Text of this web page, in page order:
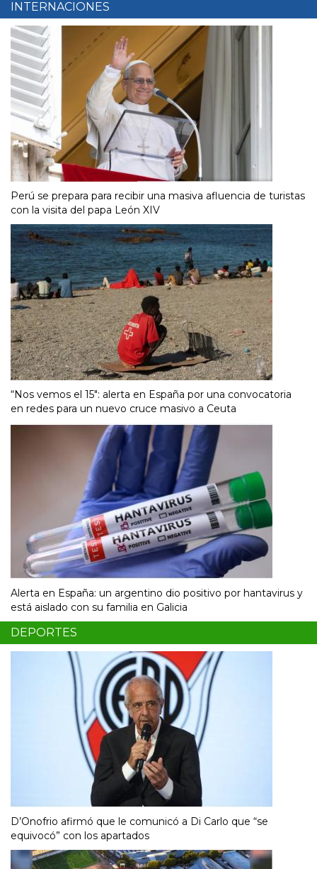
INTERNACIONES
Perú se prepara para recibir una masiva afluencia de turistas
con la visita del papa León XIV
“Nos vemos el 15″: alerta en España por una convocatoria
en redes para un nuevo cruce masivo a Ceuta
Alerta en España: un argentino dio positivo por hantavirus y
está aislado con su familia en Galicia
DEPORTES
D’Onofrio afirmó que le comunicó a Di Carlo que “se
equivocó” con los apartados